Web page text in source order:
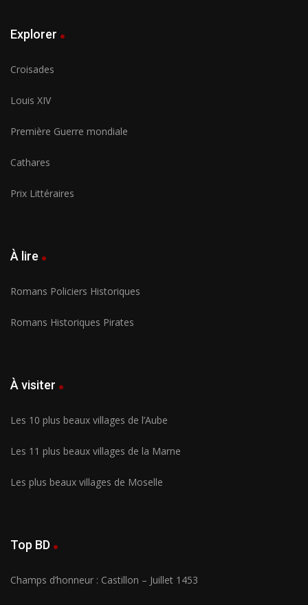
Explorer
Croisades
Louis XIV
Première Guerre mondiale
Cathares
Prix Littéraires
À lire
Romans Policiers Historiques
Romans Historiques Pirates
À visiter
Les 10 plus beaux villages de l’Aube
Les 11 plus beaux villages de la Marne
Les plus beaux villages de Moselle
Top BD
Champs d’honneur : Castillon – Juillet 1453